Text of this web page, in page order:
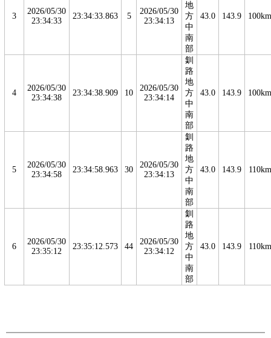
3
2026/05/30
23:34:33
23:34:33.863 5
2026/05/30
23:34:13
地
方
中
南
部
43.0 143.9 100km
4
2026/05/30
23:34:38
23:34:38.909 10
2026/05/30
23:34:14
釧
路
地
方
中
南
部
43.0 143.9 100km
5
2026/05/30
23:34:58
23:34:58.963 30
2026/05/30
23:34:13
釧
路
地
方
中
南
部
43.0 143.9 110km
6
2026/05/30
23:35:12
23:35:12.573 44
2026/05/30
23:34:12
釧
路
地
方
中
南
部
43.0 143.9 110km